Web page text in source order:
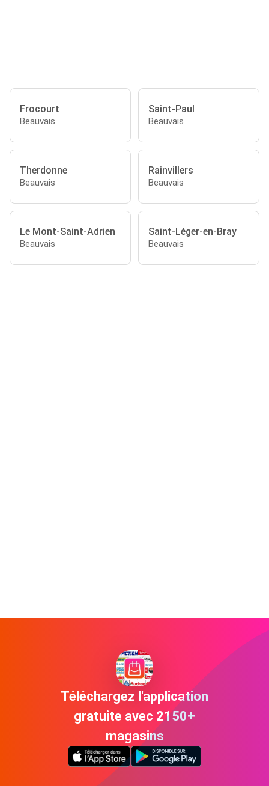
Frocourt
Beauvais
Saint-Paul
Beauvais
Therdonne
Beauvais
Rainvillers
Beauvais
Le Mont-Saint-Adrien
Beauvais
Saint-Léger-en-Bray
Beauvais
Téléchargez l'application
gratuite avec 2150+
magasins